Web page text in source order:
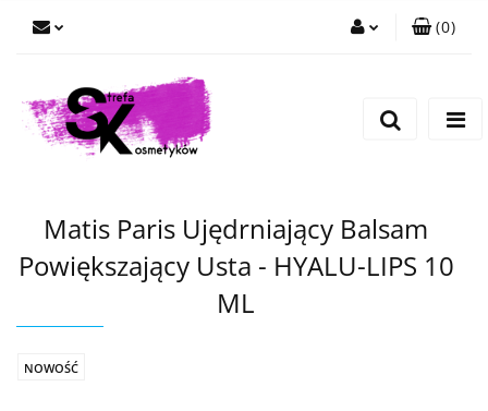
(0)
Matis Paris Ujędrniający Balsam
Powiększający Usta - HYALU-LIPS 10
ML
NOWOŚĆ